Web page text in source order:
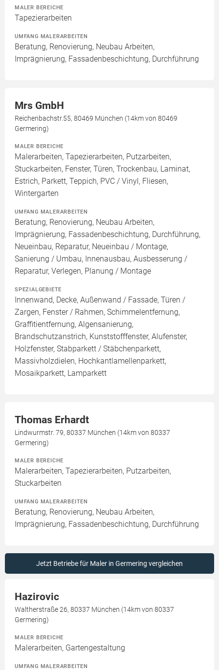
MALER BEREICHE
Tapezierarbeiten
UMFANG MALERARBEITEN
Beratung, Renovierung, Neubau Arbeiten,
Imprägnierung, Fassadenbeschichtung, Durchführung
Mrs GmbH
Reichenbachstr.55, 80469 München (14km von 80469
Germering)
MALER BEREICHE
Malerarbeiten, Tapezierarbeiten, Putzarbeiten,
Stuckarbeiten, Fenster, Türen, Trockenbau, Laminat,
Estrich, Parkett, Teppich, PVC / Vinyl, Fliesen,
Wintergarten
UMFANG MALERARBEITEN
Beratung, Renovierung, Neubau Arbeiten,
Imprägnierung, Fassadenbeschichtung, Durchführung,
Neueinbau, Reparatur, Neueinbau / Montage,
Sanierung / Umbau, Innenausbau, Ausbesserung /
Reparatur, Verlegen, Planung / Montage
SPEZIALGEBIETE
Innenwand, Decke, Außenwand / Fassade, Türen /
Zargen, Fenster / Rahmen, Schimmelentfernung,
Graffitientfernung, Algensanierung,
Brandschutzanstrich, Kunststofffenster, Alufenster,
Holzfenster, Stabparkett / Stäbchenparkett,
Massivholzdielen, Hochkantlamellenparkett,
Mosaikparkett, Lamparkett
Thomas Erhardt
Lindwurmstr. 79, 80337 München (14km von 80337
Germering)
MALER BEREICHE
Malerarbeiten, Tapezierarbeiten, Putzarbeiten,
Stuckarbeiten
UMFANG MALERARBEITEN
Beratung, Renovierung, Neubau Arbeiten,
Imprägnierung, Fassadenbeschichtung, Durchführung
Jetzt Betriebe für Maler in Germering vergleichen
Hazirovic
Waltherstraße 26, 80337 München (14km von 80337
Germering)
MALER BEREICHE
Malerarbeiten, Gartengestaltung
UMFANG MALERARBEITEN